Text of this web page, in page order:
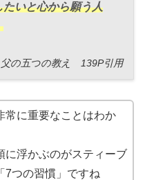
いと心から願う人
父の五つの教え 139P引用
常に重要なことはわか
に浮かぶのがスティーブ
7つの習慣」ですね